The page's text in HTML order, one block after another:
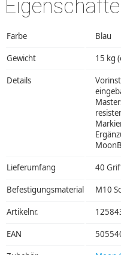
Farbe Blau
Gewicht 15 kg
Details
Lieferumfang 40
Befestigungsmaterial M10
Artikelnr.
EAN